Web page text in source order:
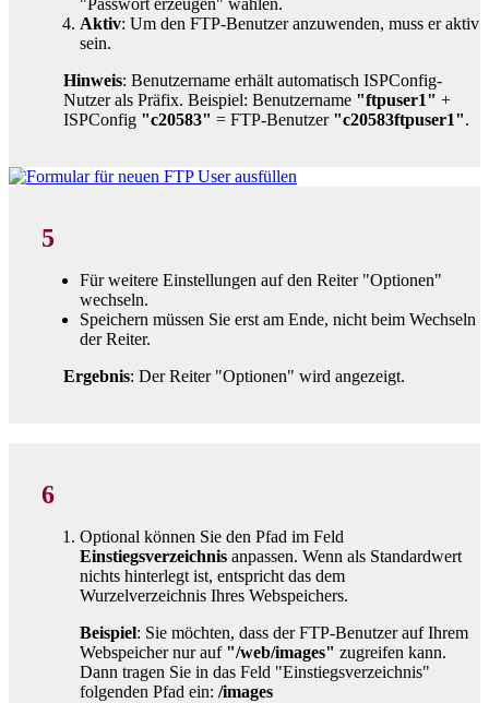
Aktiv: Um den FTP-Benutzer anzuwenden, muss er aktiv
sein.
Hinweis: Benutzername erhält automatisch ISPConfig-
Nutzer als Präfix. Beispiel: Benutzername "ftpuser1" +
ISPConfig "c20583" = FTP-Benutzer "c20583ftpuser1".
5
Für weitere Einstellungen auf den Reiter "Optionen"
wechseln.
Speichern müssen Sie erst am Ende, nicht beim Wechseln
der Reiter.
Ergebnis: Der Reiter "Optionen" wird angezeigt.
6
Optional können Sie den Pfad im Feld
Einstiegsverzeichnis anpassen. Wenn als Standardwert
nichts hinterlegt ist, entspricht das dem
Wurzelverzeichnis Ihres Webspeichers.
Beispiel: Sie möchten, dass der FTP-Benutzer auf Ihrem
Webspeicher nur auf "/web/images" zugreifen kann.
Dann tragen Sie in das Feld "Einstiegsverzeichnis"
folgenden Pfad ein: /images